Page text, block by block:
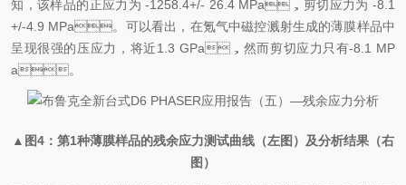
知，该样品的正应力为 -1258.4+/- 26.4 MPa，剪切应力为 -8.1
+/-4.9 MPa。可以看出，在氪气中磁控溅射生成的薄膜样品中
呈现很强的压应力，将近1.3 GPa，然而剪切应力只有-8.1 MP
a。
▲图4：第1种薄膜样品的残余应力测试曲线（左图）及分析结果（右
图）